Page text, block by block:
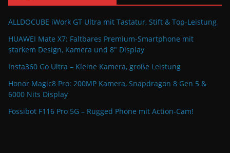
ALLDOCUBE iWork GT Ultra mit Tastatur, Stift & Top-Leistung
HUAWEI Mate X7: Faltbares Premium-Smartphone mit
starkem Design, Kamera und 8″ Display
Insta360 Go Ultra – Kleine Kamera, große Leistung
Honor Magic8 Pro: 200MP Kamera, Snapdragon 8 Gen 5 &
6000 Nits Display
Fossibot F116 Pro 5G – Rugged Phone mit Action-Cam!